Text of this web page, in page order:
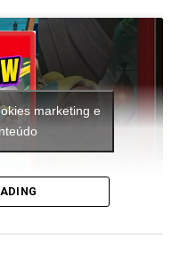
marketing e
inéditas e diferentes